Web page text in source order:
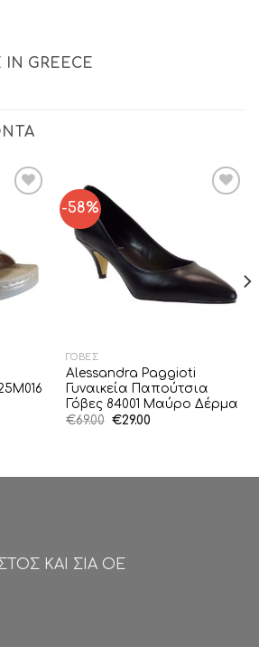
IN GREECE
-58%
ΓΌΒΕΣ
Alessandra Paggioti
Γυναικεία Παπούτσια
Γόβες 84001 Μαύρο Δέρμα
€69.00 Original
€29.00Η
ΚΑΙ ΣΙΑ ΟΕ